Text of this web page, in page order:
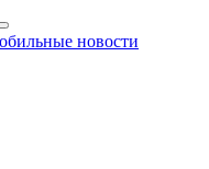
новости